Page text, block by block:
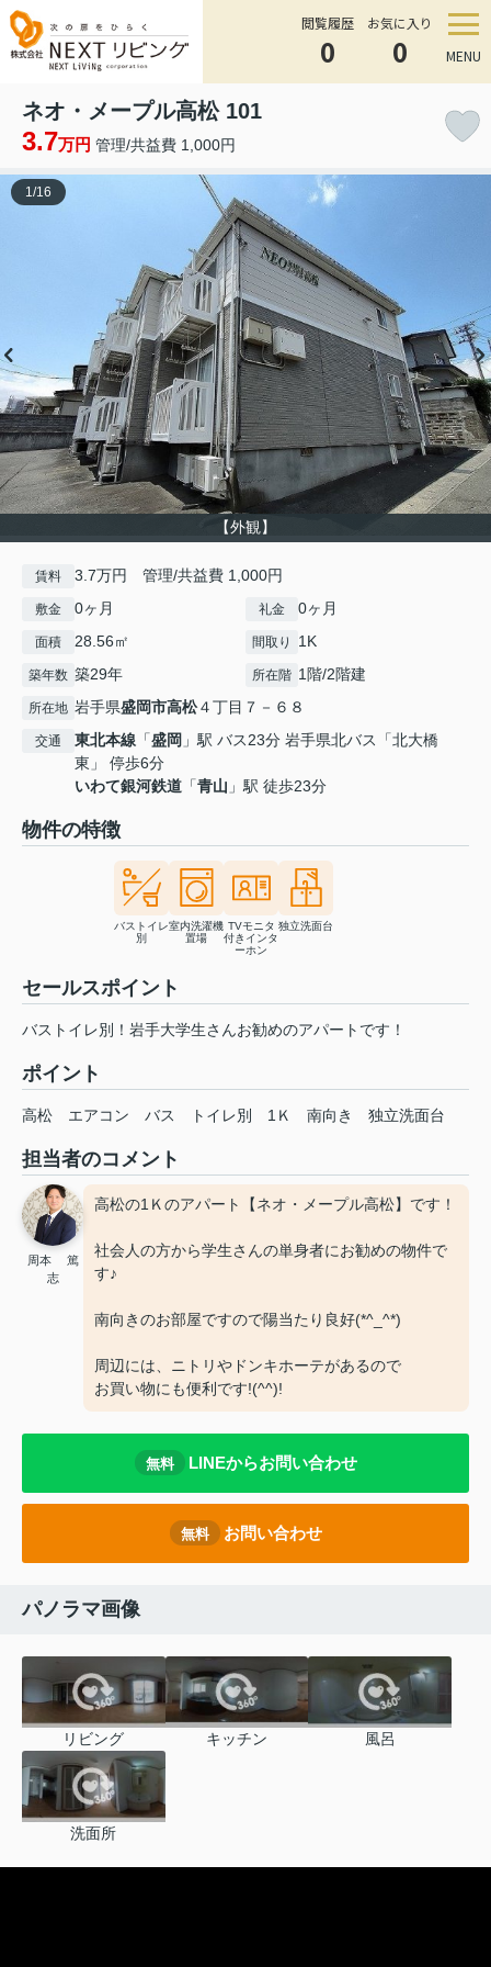
閲覧履歴
0
お気に入り
0 MENU
ネオ・メープル高松 101
3.7万円 管理/共益費 1,000円
【外観】
1/16
賃料 3.7万円 管理/共益費 1,000円
敷金 0ヶ月 礼金 0ヶ月
面積 28.56㎡ 間取り 1K
築年数 築29年 所在階 1階/2階建
所在地 岩手県盛岡市高松４丁目７－６８
交通 東北本線 「盛岡 」駅 バス23分 岩手県北バス「北大橋
東」 停歩6分
いわて銀河鉄道 「青山 」駅 徒歩23分
物件の特徴
バストイレ
別
室内洗濯機
置場
TVモニタ
付きインタ
ーホン
独立洗面台
セールスポイント
バストイレ別！岩手大学生さんお勧めのアパートです！
ポイント
高松 エアコン バス トイレ別 1Ｋ 南向き 独立洗面台
担当者のコメント
周本 篤
志
高松の1Ｋのアパート【ネオ・メープル高松】です！
社会人の方から学生さんの単身者にお勧めの物件で
す♪
南向きのお部屋ですので陽当たり良好(*^_^*)
周辺には、ニトリやドンキホーテがあるので
お買い物にも便利です!(^^)!
無料 LINEからお問い合わせ
無料 お問い合わせ
パノラマ画像
リビング キッチン 風呂
洗面所